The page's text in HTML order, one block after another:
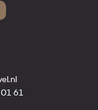
61